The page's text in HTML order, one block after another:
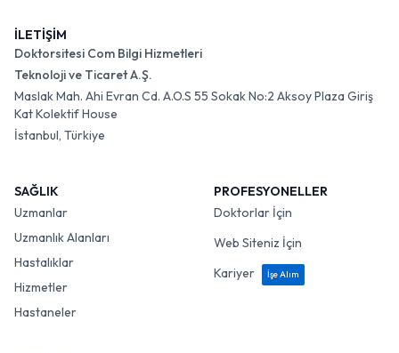
İLETİŞİM
Doktorsitesi Com Bilgi Hizmetleri
Teknoloji ve Ticaret A.Ş.
Maslak Mah. Ahi Evran Cd. A.O.S 55 Sokak No:2 Aksoy Plaza Giriş
Kat Kolektif House
İstanbul, Türkiye
SAĞLIK
Uzmanlar
Uzmanlık Alanları
Hastalıklar
Hizmetler
Hastaneler
PROFESYONELLER
Doktorlar İçin
Web Siteniz İçin
Kariyer
İşe Alım